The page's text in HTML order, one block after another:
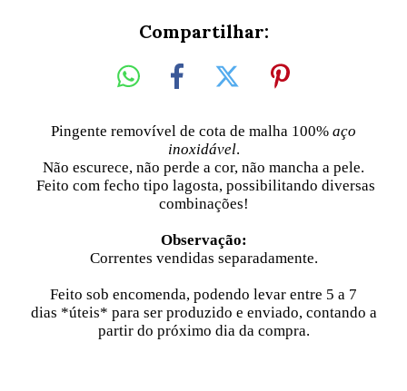
Compartilhar:
Pingente removível de cota de malha 100% aço
inoxidável.
Não escurece, não perde a cor, não mancha a pele.
Feito com fecho tipo lagosta, possibilitando diversas
combinações!
Observação:
Correntes vendidas separadamente.
Feito sob encomenda, podendo levar entre 5 a 7
dias *úteis* para ser produzido e enviado, contando a
partir do próximo dia da compra.